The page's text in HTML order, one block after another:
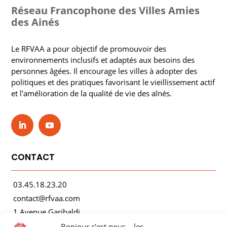
Réseau Francophone des Villes Amies
des Ainés
Le RFVAA a pour objectif de promouvoir des
environnements inclusifs et adaptés aux besoins des
personnes âgées. Il encourage les villes à adopter des
politiques et des pratiques favorisant le vieillissement actif
et l'amélioration de la qualité de vie des aînés.
CONTACT
03.45.18.23.20
contact@rfvaa.com
1 Avenue Garibaldi